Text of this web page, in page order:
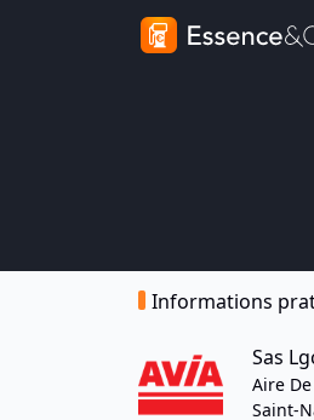
Informations
Sas
Aire
Saint-